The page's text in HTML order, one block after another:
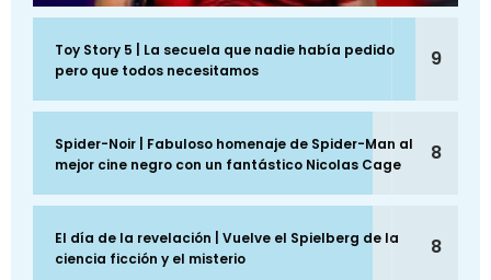
Toy Story 5 | La secuela que nadie había pedido
pero que todos necesitamos
9
Spider-Noir | Fabuloso homenaje de Spider-Man al
mejor cine negro con un fantástico Nicolas Cage
8
El día de la revelación | Vuelve el Spielberg de la
ciencia ficción y el misterio
8